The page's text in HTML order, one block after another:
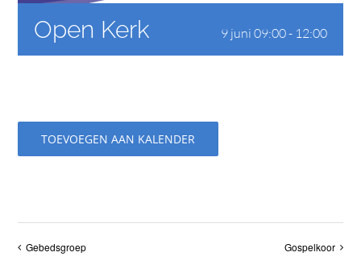
Open Kerk 9 juni 09:00- 12:00
TOEVOEGEN AAN KALENDER
Gebedsgroep Gospelkoor